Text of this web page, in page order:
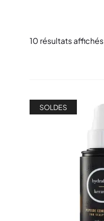
10 résultats affichés
SOLDES